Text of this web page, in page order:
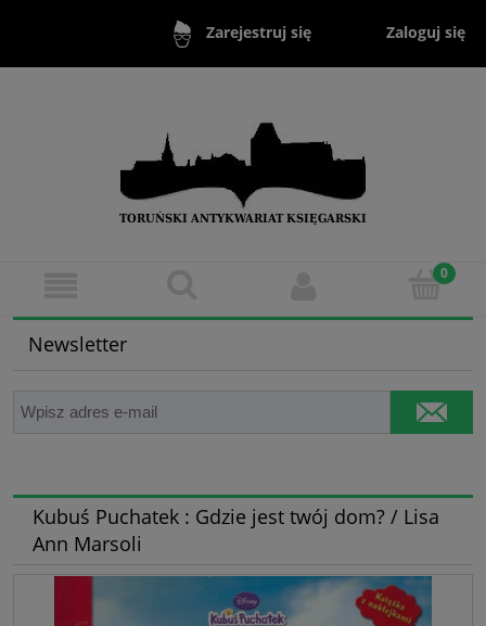
Zarejestruj się Zaloguj się
Newsletter
Kubuś Puchatek : Gdzie jest twój dom? / Lisa
Ann Marsoli